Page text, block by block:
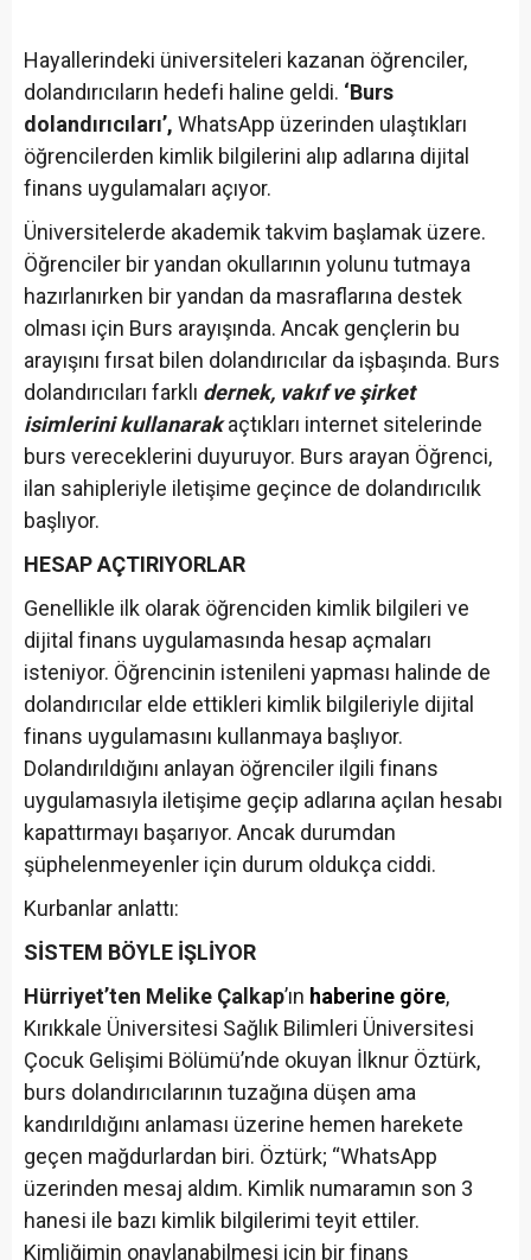
Hayallerindeki üniversiteleri kazanan öğrenciler,
dolandırıcıların hedefi haline geldi. ‘Burs
dolandırıcıları’, WhatsApp üzerinden ulaştıkları
öğrencilerden kimlik bilgilerini alıp adlarına dijital
finans uygulamaları açıyor.
Üniversitelerde akademik takvim başlamak üzere.
Öğrenciler bir yandan okullarının yolunu tutmaya
hazırlanırken bir yandan da masraflarına destek
olması için Burs arayışında. Ancak gençlerin bu
arayışını fırsat bilen dolandırıcılar da işbaşında. Burs
dolandırıcıları farklı dernek, vakıf ve şirket
isimlerini kullanarakaçtıkları internet sitelerinde
burs vereceklerini duyuruyor. Burs arayan Öğrenci,
ilan sahipleriyle iletişime geçince de dolandırıcılık
başlıyor.
HESAP AÇTIRIYORLAR
Genellikle ilk olarak öğrenciden kimlik bilgileri ve
dijital finans uygulamasında hesap açmaları
isteniyor. Öğrencinin istenileni yapması halinde de
dolandırıcılar elde ettikleri kimlik bilgileriyle dijital
finans uygulamasını kullanmaya başlıyor.
Dolandırıldığını anlayan öğrenciler ilgili finans
uygulamasıyla iletişime geçip adlarına açılan hesabı
kapattırmayı başarıyor. Ancak durumdan
şüphelenmeyenler için durum oldukça ciddi.
Kurbanlar anlattı:
SİSTEM BÖYLE İŞLİYOR
Hürriyet’ten Melike Çalkap’ın haberine göre,
Kırıkkale Üniversitesi Sağlık Bilimleri Üniversitesi
Çocuk Gelişimi Bölümü’nde okuyan İlknur Öztürk,
burs dolandırıcılarının tuzağına düşen ama
kandırıldığını anlaması üzerine hemen harekete
geçen mağdurlardan biri. Öztürk; “WhatsApp
üzerinden mesaj aldım. Kimlik numaramın son 3
hanesi ile bazı kimlik bilgilerimi teyit ettiler.
Kimliğimin onaylanabilmesi için bir finans